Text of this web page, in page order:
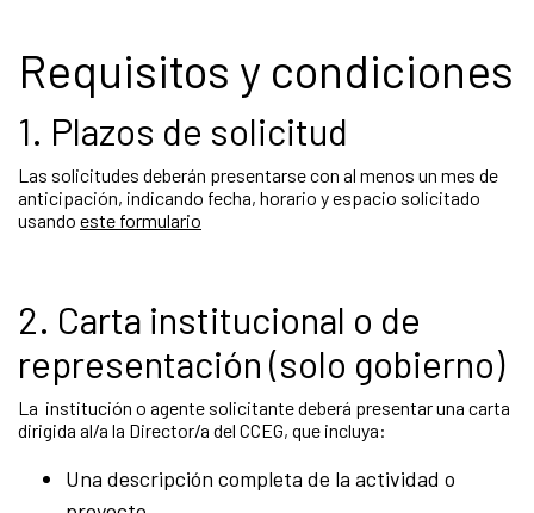
Requisitos y condiciones
1. Plazos de solicitud
Las solicitudes deberán presentarse con al menos un mes de
anticipación, indicando fecha, horario y espacio solicitado
usando este formulario
2. Carta institucional o de
representación (solo gobierno)
La institución o agente solicitante deberá presentar una carta
dirigida al/a la Director/a del CCEG, que incluya:
Una descripción completa de la actividad o